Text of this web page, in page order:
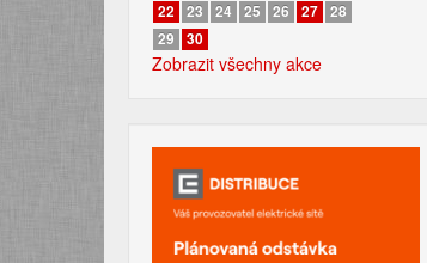
22
23 24 25 26 27 28
29
30
Zobrazit všechny akce